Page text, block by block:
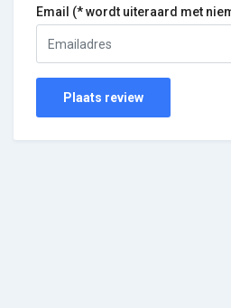
Email (* wordt uiteraard met
Plaats review